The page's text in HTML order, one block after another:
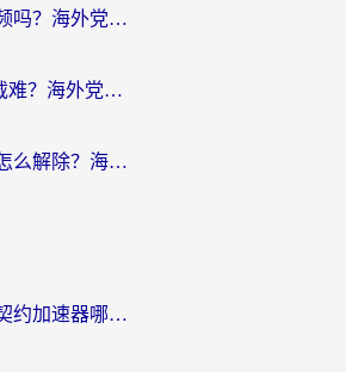
国外可以看西瓜视频吗？海外党追剧看片的终极解决方案
韩剧tv国外免费下载难？海外党看国内剧的加速器选择指南（附实用技巧）
腾讯视频限制播放怎么解除？海外党亲测有效的回国加速指南
手机国外玩帕斯卡契约加速器哪个好用？海外党国服游戏之路的救星